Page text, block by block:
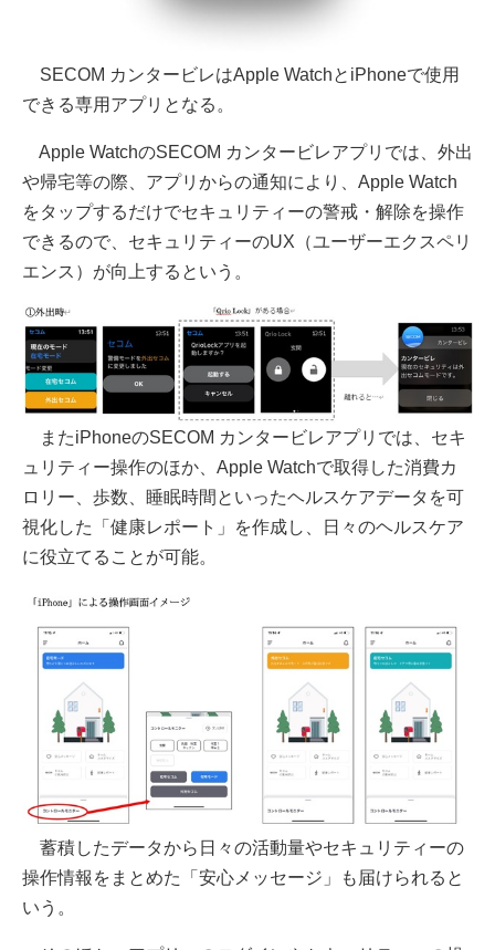
SECOM カンタービレはApple WatchとiPhoneで使用
できる専用アプリとなる。
Apple WatchのSECOM カンタービレアプリでは、外出
や帰宅等の際、アプリからの通知により、Apple Watch
をタップするだけでセキュリティーの警戒・解除を操作
できるので、セキュリティーのUX（ユーザーエクスペリ
エンス）が向上するという。
またiPhoneのSECOM カンタービレアプリでは、セキ
ュリティー操作のほか、Apple Watchで取得した消費カ
ロリー、歩数、睡眠時間といったヘルスケアデータを可
視化した「健康レポート」を作成し、日々のヘルスケア
に役立てることが可能。
蓄積したデータから日々の活動量やセキュリティーの
操作情報をまとめた「安心メッセージ」も届けられると
いう。